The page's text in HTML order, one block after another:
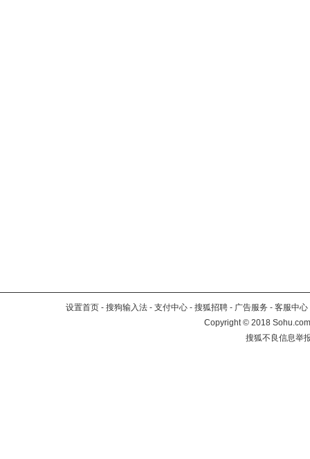
设置首页 - 搜狗输入法 - 支付中心 - 搜狐招聘 - 广告服务 - 客服中心
Copyright©2018
搜狐不良信息举